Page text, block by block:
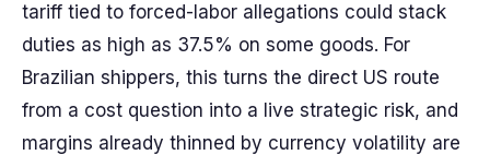
tariff tied to forced-labor allegations could stack
duties as high as 37.5% on some goods. For
Brazilian shippers, this turns the direct US route
from a cost question into a live strategic risk, and
margins already thinned by currency volatility are